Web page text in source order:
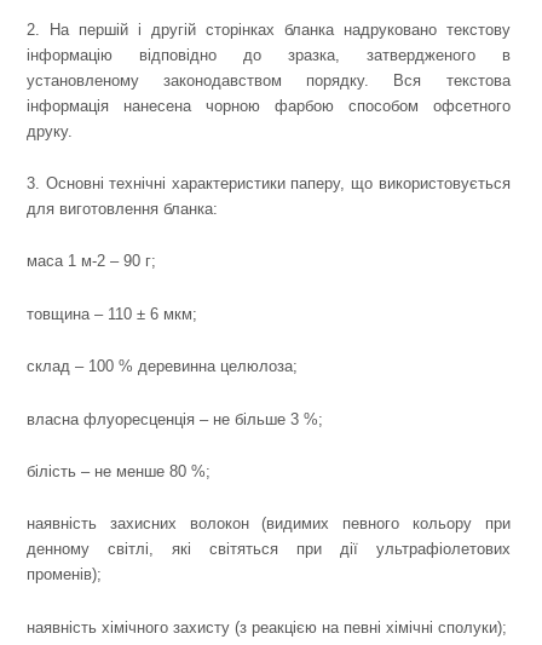
2. На першій і другій сторінках бланка надруковано текстову
інформацію відповідно до зразка, затвердженого в
установленому законодавством порядку. Вся текстова
інформація нанесена чорною фарбою способом офсетного
друку.
3. Основні технічні характеристики паперу, що використовується
для виготовлення бланка:
маса 1 м-2 – 90 г;
товщина – 110 ± 6 мкм;
склад – 100 % деревинна целюлоза;
власна флуоресценція – не більше 3 %;
білість – не менше 80 %;
наявність захисних волокон (видимих певного кольору при
денному світлі, які світяться при дії ультрафіолетових
променів);
наявність хімічного захисту (з реакцією на певні хімічні сполуки);